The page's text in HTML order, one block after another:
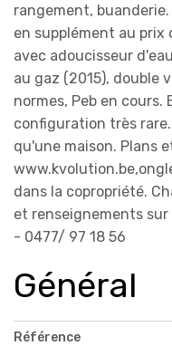
rangement,
en supplément au prix
avec adoucisseur
au gaz (2015), double
normes, Peb en
configuration très
qu'une maison. Plans
dans la copropriété.
et renseignements
- 0477/ 97 18 56
Général
Référence